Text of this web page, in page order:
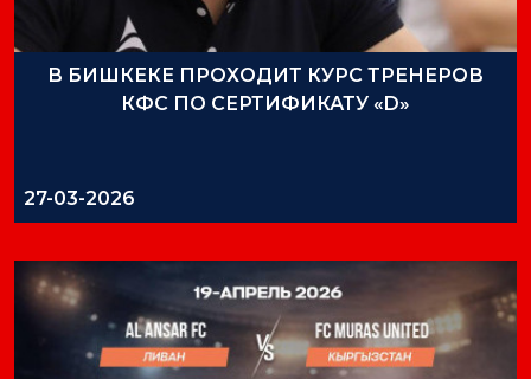
В БИШКЕКЕ ПРОХОДИТ КУРС ТРЕНЕРОВ
КФС ПО СЕРТИФИКАТУ «D»
27-03-2026